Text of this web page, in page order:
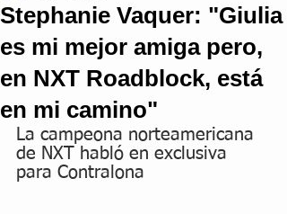
Stephanie Vaquer: "Giulia
es mi mejor amiga pero,
en NXT Roadblock, está
en mi camino"
La campeona norteamericana
de NXT habló en exclusiva
para Contralona